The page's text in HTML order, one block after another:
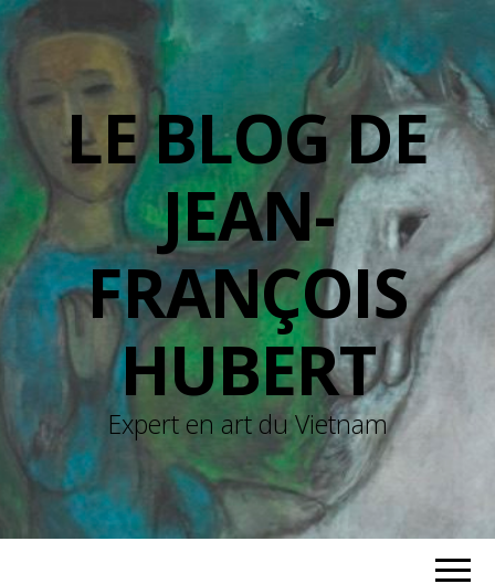
LE BLOG DE
JEAN-
FRANÇOIS
HUBERT
Expert en art du Vietnam